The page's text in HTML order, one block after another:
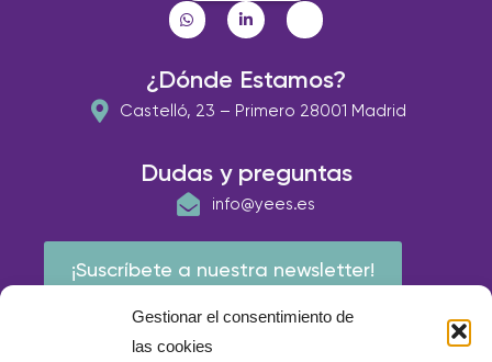
Gestionar el consentimiento de
las cookies
¿Dónde Estamos?
Castelló, 23 – Primero 28001 Madrid
Dudas y preguntas
info@yees.es
¡Suscríbete a nuestra newsletter!